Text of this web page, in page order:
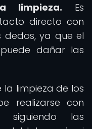
limpieza. Es
directo con
dedos, ya que el
dañar las
limpieza de los
realizarse con
siguiendo las